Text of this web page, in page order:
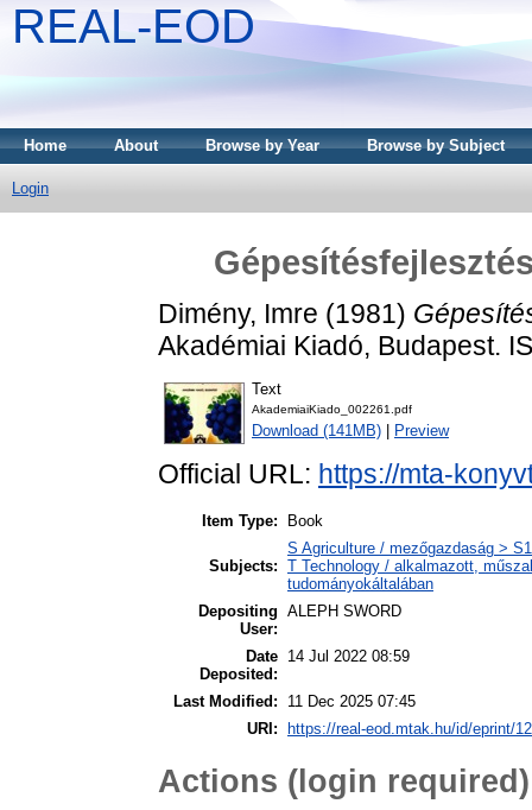
REAL-EOD
Home About Browse by Year Browse by Subject
Login
Dimény, Imre (1981)
Akadémiai Kiadó, Budapest.
Text
AkademiaiKiado_002261.pdf
Download (141MB) Preview
Official URL: https://mta-
Item Type: Book
Subjects:
S Agriculture / mezőgazdaság >
T Technology / alkalmazott,
tudományokáltalában
Depositing
User:
ALEPH SWORD
Date
Deposited:
14 Jul 2022 08:59
Last Modified:
11 Dec 2025 07:45
URI:
https://real-eod.mtak.hu/id/eprint/
Actions (login required)